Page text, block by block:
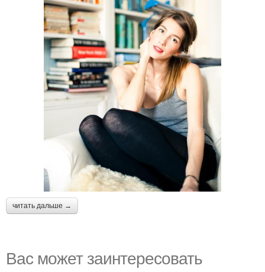
читать дальше →
Вас может заинтересовать